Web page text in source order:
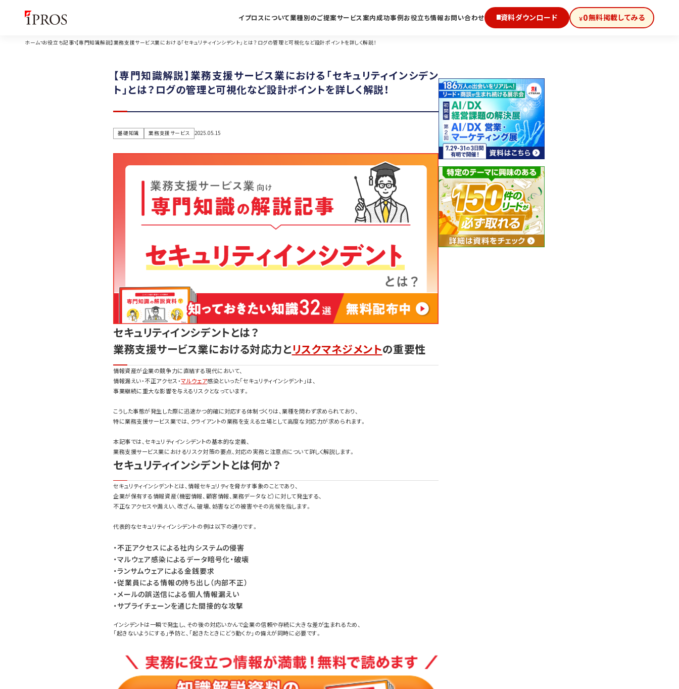
イプロスについて業種別のご提案サービス案内成功事例お役立ち情報お問い合わせ 資料ダウンロード ￥0無料掲載してみる
ホーム お役立ち記事 【専門知識解説】業務支援サービス業における「セキュリティインシデント」とは？ログの管理と可視化など設計ポイントを詳しく解説！
【専門知識解説】業務支援サービス業における「セキュリティインシデン
ト」とは？ログの管理と可視化など設計ポイントを詳しく解説！
基礎知識 業務支援サービス 2025.05.15
セキュリティインシデントとは？
業務支援サービス業における対応力とリスクマネジメントの重要性
情報資産が企業の競争力に直結する現代において、
情報漏えい・不正アクセス・マルウェア感染といった「セキュリティインシデント」は、
事業継続に重大な影響を与えるリスクとなっています。
こうした事態が発生した際に迅速かつ的確に対応する体制づくりは、業種を問わず求められており、
特に業務支援サービス業では、クライアントの業務を支える立場として高度な対応力が求められます。
本記事では、セキュリティインシデントの基本的な定義、
業務支援サービス業におけるリスク対策の要点、対応の実務と注意点について詳しく解説します。
セキュリティインシデントとは何か？
セキュリティインシデントとは、情報セキュリティを脅かす事象のことであり、
企業が保有する情報資産（機密情報、顧客情報、業務データなど）に対して発生する、
不正なアクセスや漏えい、改ざん、破壊、妨害などの被害やその兆候を指します。
代表的なセキュリティインシデントの例は以下の通りです。
・不正アクセスによる社内システムの侵害
・マルウェア感染によるデータ暗号化・破壊
・ランサムウェアによる金銭要求
・従業員による情報の持ち出し（内部不正）
・メールの誤送信による個人情報漏えい
・サプライチェーンを通じた間接的な攻撃
インシデントは一瞬で発生し、その後の対応いかんで企業の信頼や存続に大きな差が生まれるため、
「起きないようにする」予防と、「起きたときにどう動くか」の備えが同時に必要です。